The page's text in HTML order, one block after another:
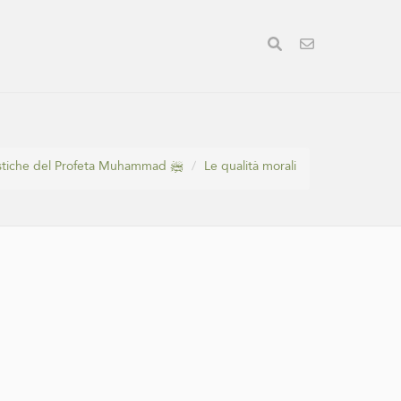
Le caratteristiche del Profeta Muhammad ﷺ Le qualità morali